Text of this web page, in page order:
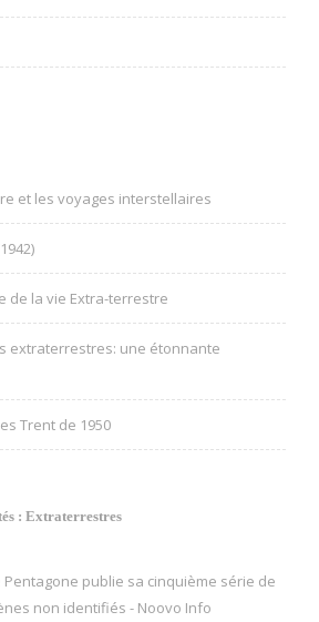
et les voyages interstellaires
de la vie Extra-terrestre
extraterrestres: une étonnante
Trent de 1950
: Extraterrestres
Pentagone publie sa cinquième série de
non identifiés - Noovo Info